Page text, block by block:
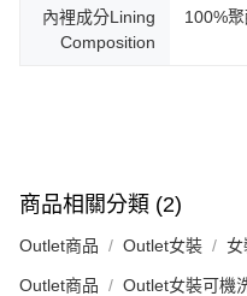
內裡成分Lining
Composition
100%
商品相關分類 (2)
Outlet商品 Outlet女裝 女
Outlet商品 Outlet女裝可機